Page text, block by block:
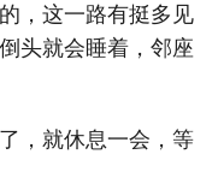
，这一路有挺多见
头就会睡着，邻座
，就休息一会，等